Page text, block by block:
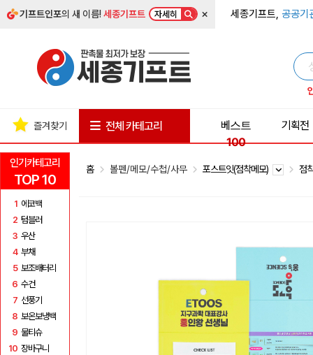
기프트인포의 새 이름!세종기프트 자세히 × 세종기프트, 공공기
인기카테고리
TOP 10
1 에코백
2 텀블러
3 우산
4 부채
5 보조배터리
6 수건
7 선풍기
8 보온보냉백
9 물티슈
10 장바구니
즐겨찾기 전체 카테고리
베스트
100
기획전
홈 볼펜/메모/수첩/사무 포스트잇(점착메모) 점